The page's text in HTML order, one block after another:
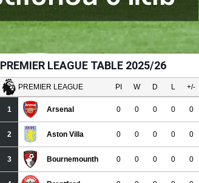
PREMIER LEAGUE TABLE 2025/26